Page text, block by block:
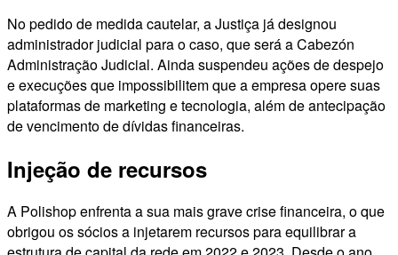
No pedido de medida cautelar, a Justiça já designou
administrador judicial para o caso, que será a Cabezón
Administração Judicial. Ainda suspendeu ações de despejo
e execuções que impossibilitem que a empresa opere suas
plataformas de marketing e tecnologia, além de antecipação
de vencimento de dívidas financeiras.
Injeção de recursos
A Polishop enfrenta a sua mais grave crise financeira, o que
obrigou os sócios a injetarem recursos para equilibrar a